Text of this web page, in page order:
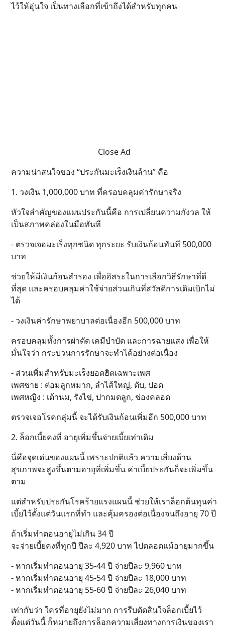
ไว้ให้อุ่นใจ เป็นทางเลือกที่เข้าถึงได้สำหรับทุกคน
Close Ad
ความน่าสนใจของ “ประกันมะเร็งเงินล้าน” คือ
1. วงเงิน 1,000,000 บาท ที่ครอบคลุมค่ารักษาจริง
หัวใจสำคัญของแผนประกันนี้คือ การเปลี่ยนความกังวล ให้
เป็นสภาพคล่องในมือทันที
- ตรวจเจอมะเร็งทุกชนิด ทุกระยะ รับเงินก้อนทันที 500,000
บาท
ช่วยให้มีเงินก้อนสำรอง เพื่ออิสระในการเลือกวิธีรักษาที่ดี
ที่สุด และครอบคลุมค่าใช้จ่ายส่วนเกินที่สวัสดิการเดิมเบิกไม่
ได้
- วงเงินค่ารักษาพยาบาลต่อเนื่องอีก 500,000 บาท
ครอบคลุมทั้งการผ่าตัด เคมีบำบัด และการฉายแสง เพื่อให้
มั่นใจว่า กระบวนการรักษาจะทำได้อย่างต่อเนื่อง
- ส่วนเพิ่มสำหรับมะเร็งยอดฮิตเฉพาะเพศ
เพศชาย : ต่อมลูกหมาก, ลำไส้ใหญ่, ตับ, ปอด
เพศหญิง : เต้านม, รังไข่, ปากมดลูก, ช่องคลอด
ตรวจเจอโรคกลุ่มนี้ จะได้รับเงินก้อนเพิ่มอีก 500,000 บาท
2. ล็อกเบี้ยคงที่ อายุเพิ่มขึ้นจ่ายเบี้ยเท่าเดิม
นี่คือจุดเด่นของแผนนี้ เพราะปกติแล้ว ความเสี่ยงด้าน
สุขภาพจะสูงขึ้นตามอายุที่เพิ่มขึ้น ค่าเบี้ยประกันก็จะเพิ่มขึ้น
ตาม
แต่สำหรับประกันโรคร้ายแรงแผนนี้ ช่วยให้เราล็อกต้นทุนค่า
เบี้ยไว้ตั้งแต่วันแรกที่ทำ และคุ้มครองต่อเนื่องจนถึงอายุ 70 ปี
ถ้าเริ่มทำตอนอายุไม่เกิน 34 ปี
จะจ่ายเบี้ยคงที่ทุกปี ปีละ 4,920 บาท ไปตลอดแม้อายุมากขึ้น
- หากเริ่มทำตอนอายุ 35-44 ปี จ่ายปีละ 9,960 บาท
- หากเริ่มทำตอนอายุ 45-54 ปี จ่ายปีละ 18,000 บาท
- หากเริ่มทำตอนอายุ 55-60 ปี จ่ายปีละ 26,040 บาท
เท่ากับว่า ใครที่อายุยังไม่มาก การรีบตัดสินใจล็อกเบี้ยไว้
ตั้งแต่วันนี้ ก็หมายถึงการล็อกความเสี่ยงทางการเงินของเรา